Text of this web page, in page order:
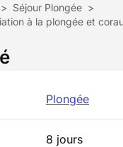
> Séjour Plongée >
à la plongée et
Plongée
8 jours